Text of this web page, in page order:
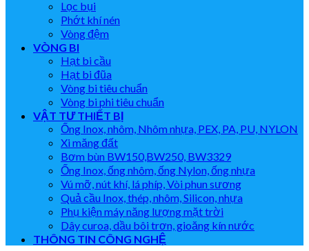
Lọc bụi
Phớt khí nén
Vòng đệm
VÒNG BI
Hạt bi cầu
Hạt bi đũa
Vòng bi tiêu chuẩn
Vòng bi phi tiêu chuẩn
VẬT TƯ THIẾT BỊ
Ống Inox, nhôm, Nhôm nhựa, PEX, PA, PU, NYLON
Xi măng đất
Bơm bùn BW150,BW250, BW3329
Ống Inox, ống nhôm, ống Nylon, ống nhựa
Vú mỡ, nút khí, lá phíp, Vòi phun sương
Quả cầu Inox, thép, nhôm, Silicon, nhựa
Phụ kiện máy năng lượng mặt trời
Dây curoa, dầu bôi trơn, gioăng kín nước
THÔNG TIN CÔNG NGHỆ